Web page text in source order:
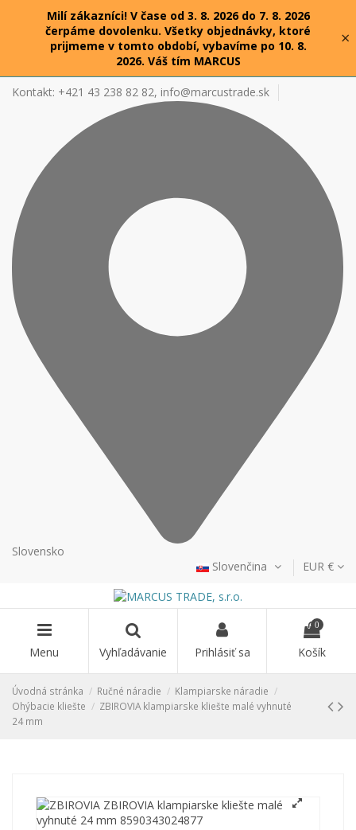
Milí zákazníci! V čase od 3. 8. 2026 do 7. 8. 2026
čerpáme dovolenku. Všetky objednávky, ktoré
prijmeme v tomto období, vybavíme po 10. 8.
2026. Váš tím MARCUS
×
Kontakt: +421 43 238 82 82, info@marcustrade.sk
Slovensko
Slovenčina
EUR €
Menu Vyhľadávanie Prihlásiť sa
0
Košík
Úvodná stránka Ručné náradie
Klampiarske náradie
Ohýbacie kliešte
ZBIROVIA klampiarske kliešte malé vyhnuté
24 mm